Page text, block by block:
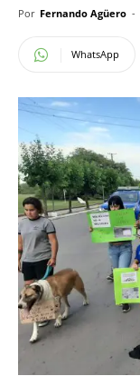
Por Fernando Agüero -
WhatsApp